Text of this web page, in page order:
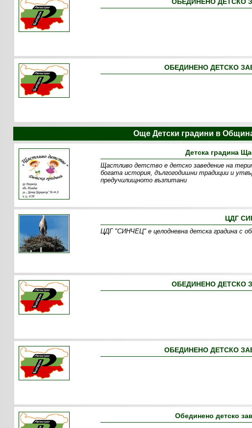
ОБЕДИНЕНО ДЕТСКО
Още Детски градини в
Детска градина
Щастливо детство е детско заведение на
богата история, дългогодишни традиции и
предучилищното възпитани
ЦДГ
ЦДГ "СИНЧЕЦ" е целодневна детска градина с
ОБЕДИНЕНО ДЕТСКО
ОБЕДИНЕНО ДЕТСКО
Обединено детско